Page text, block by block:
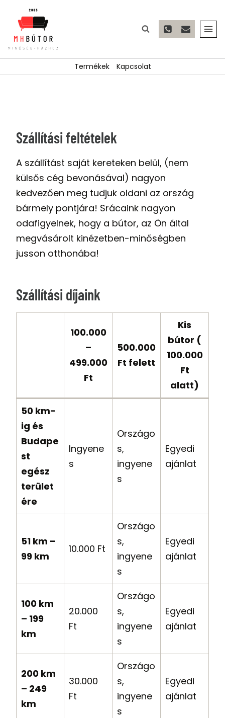
content
Termékek Kapcsolat
Szállítási feltételek
A szállítást saját kereteken belül, (nem
külsős cég bevonásával) nagyon
kedvezően meg tudjuk oldani az ország
bármely pontjára! Srácaink nagyon
odafigyelnek, hogy a bútor, az Ön által
megvásárolt kinézetben-minőségben
jusson otthonába!
Szállítási díjaink
100.000
–
499.000
Ft
500.000
Ft felett
Kis
bútor (
100.000
Ft
alatt)
50 km-
ig és
Budape
st
egész
terület
ére
Ingyene
s
Országo
s,
ingyene
s
Egyedi
ajánlat
51 km –
99 km
10.000 Ft
Országo
s,
ingyene
s
Egyedi
ajánlat
100 km
– 199
km
20.000
Ft
Országo
s,
ingyene
s
Egyedi
ajánlat
200 km
– 249
km
30.000
Ft
Országo
s,
ingyene
s
Egyedi
ajánlat